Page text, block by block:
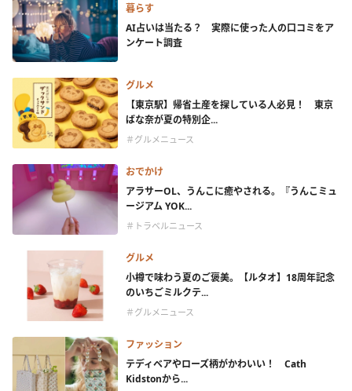
暮らす
AI占いは当たる？ 実際に使った人の口コミをア
ンケート調査
グルメ
【東京駅】帰省土産を探している人必見！ 東京
ばな奈が夏の特別企...
＃グルメニュース
おでかけ
アラサーOL、うんこに癒やされる。『うんこミュ
ージアム YOK...
＃トラベルニュース
グルメ
小樽で味わう夏のご褒美。【ルタオ】18周年記念
のいちごミルクテ...
＃グルメニュース
ファッション
テディベアやローズ柄がかわいい！ Cath
Kidstonから...